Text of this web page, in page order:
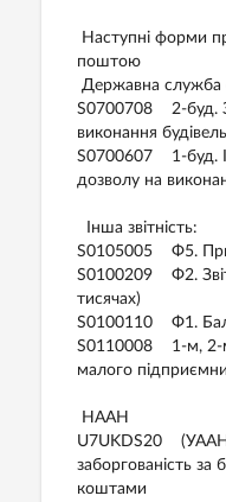
Наступні форми
поштою
Державна служба
S0700708 2-буд.
виконання
S0700607 1-буд.
дозволу на
Інша звітність:
S0105005 Ф5.
S0100209 Ф2. Звіт
тисячах)
S0100110 Ф1.
S0110008 1-м, 2-м.
малого
НААН
U7UKDS20
заборгованість